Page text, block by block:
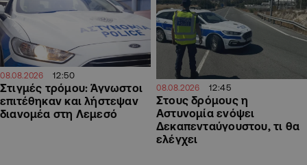
08.08.2026 12:50
Στιγμές τρόμου: Άγνωστοι
επιτέθηκαν και λήστεψαν
διανομέα στη Λεμεσό
08.08.2026 12:45
Στους δρόμους η
Αστυνομία ενόψει
Δεκαπενταύγουστου, τι θα
ελέγχει